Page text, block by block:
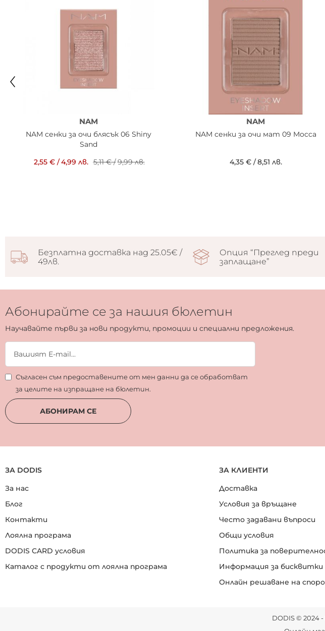
NAM
NAM сенки за очи блясък 06 Shiny
Sand
2,55 €/4,99 лв. 5,11 €/9,99 лв.
NAM
NAM сенки за очи мат 09 Mocca
4,35 €/8,51 лв.
Безплатна доставка над 25.05€ /
49лв.
Опция “Преглед преди
заплащане”
Абонирайте се за нашия бюлетин
Научавайте първи за нови продукти, промоции и специални предложения.
Съгласен съм предоставените от мен данни да се обработват
за целите на изпращане на бюлетин.
АБОНИРАМ СЕ
ЗА DODIS
За нас
Блог
Контакти
Лоялна програма
DODIS CARD условия
Каталог с продукти от лоялна програма
ЗА КЛИЕНТИ
Доставка
Условия за връщане
Често задавани въпроси
Общи условия
Политика за
Информация за бисквитки
Онлайн решаване на
DODIS © 2024